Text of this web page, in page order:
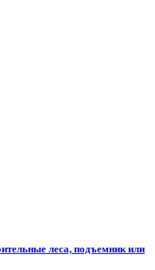
леса, подъемник или